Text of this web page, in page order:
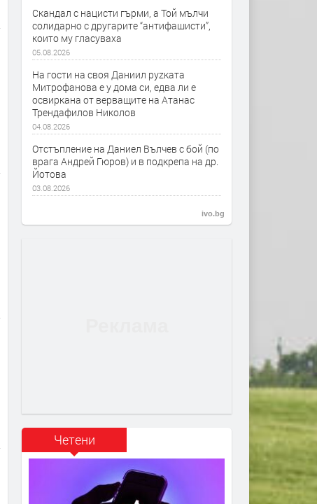
Скандал с нацисти гърми, а Той мълчи
солидарно с другарите “антифашисти”,
които му гласуваха
05.08.2026
На гости на своя Даниил руzката
Митрофанова е у дома си, едва ли е
освиркана от верващите на Атанас
Трендафилов Николов
04.08.2026
Отстъпление на Даниел Вълчев с бой (по
врага Андрей Гюров) и в подкрепа на др.
Йотова
03.08.2026
ivo.bg
Четени